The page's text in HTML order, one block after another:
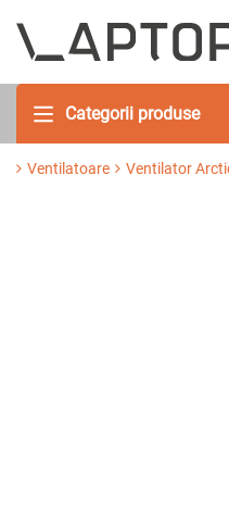
Categorii produse
Ventilatoare